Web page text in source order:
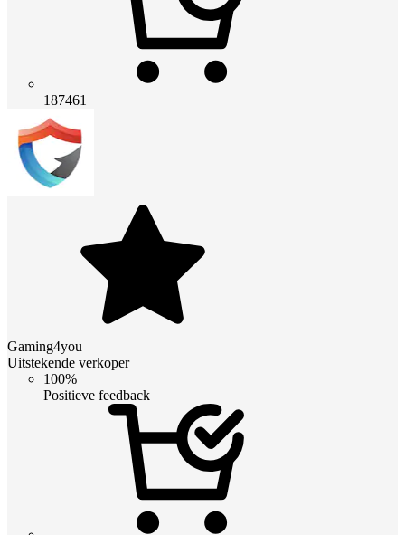
187461
Gaming4you
Uitstekende verkoper
100%
Positieve feedback